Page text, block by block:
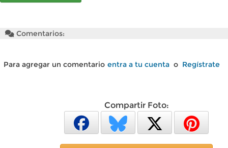
Comentarios:
Para agregar un comentario entra a tu cuenta o Regístrate
Compartir Foto: